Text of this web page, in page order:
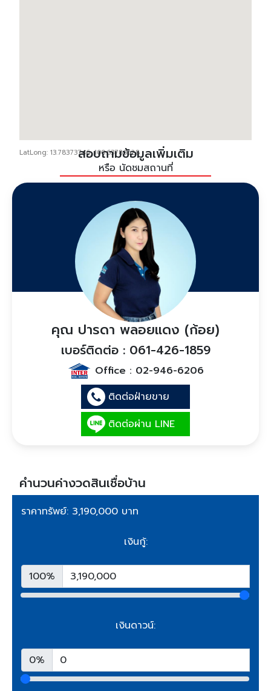
LatLong: 13.78373746, 100.63780528
สอบถามข้อมูลเพิ่มเติม
หรือ นัดชมสถานที่
คุณ ปารดา พลอยแดง (ก้อย)
เบอร์ติดต่อ : 061-426-1859
Office : 02-946-6206
ติดต่อฝ่ายขาย
ติดต่อผ่าน LINE
คำนวนค่างวดสินเชื่อบ้าน
ราคาทรัพย์: 3,190,000 บาท
เงินกู้:
100%
เงินดาวน์:
0%